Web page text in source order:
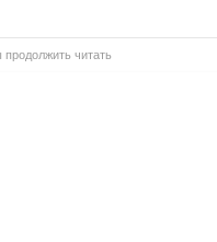
читать